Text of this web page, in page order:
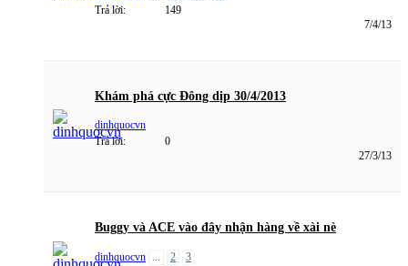
Trả lời:
149
7/4/13
Khám phá cực Đông dịp 30/4/2013
dinhquocvn
Trả lời:
0
27/3/13
Buggy và ACE vào đây nhận hàng về xài nè
dinhquocvn 2
3